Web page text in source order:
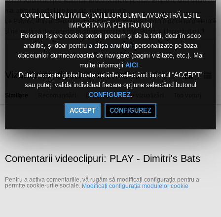
CONFIDENȚIALITATEA DATELOR DUMNEAVOASTRĂ ESTE
IMPORTANTĂ PENTRU NOI
Folosim fișiere cookie proprii precum și de la terți, doar în scop
analitic, și doar pentru a afișa anunțuri personalizate pe baza
obiceiurilor dumneavoastră de navigare (pagini vizitate, etc.). Mai
multe informații AICI
Puteți accepta global toate setările selectând butonul “ACCEPT”
sau puteți valida individual fiecare opțiune selectând butonul
CONFIGUREZ.
ACCEPT CONFIGUREZ
La Playlist, artistul Sebastian Bădărău împărtăşeşte cu noi muzica lui preferată
şi ne invită să descoperim în cinematografe filmul "Principiul Incertitudinii "!
Ne întâlnim şi cu Dimitri's Bats , o prezență proaspătă în peisajul
indie/alternativ de la noi care estompează mereu granițele dintre beat-uri de
dancefloor și riff-uri alternative.
PLAY în fiecare sâmbătă de la 18.30, pe TVR Iaşi cu Anca Medeleanu!
Canale:
play
dimitris bats
Arată mai mult
Vizualizare clipuri
După dată Top vizualizări
Comentarii videoclipuri: PLAY - Dimitri's Bats
Pentru a activa comentariile, vă rugăm să modificați configurația pentru a
permite cookie-urile sociale. Modificați configurația modulelor cookie